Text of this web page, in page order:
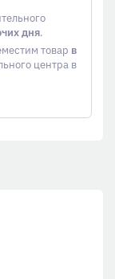
дня.
товар в
центра в